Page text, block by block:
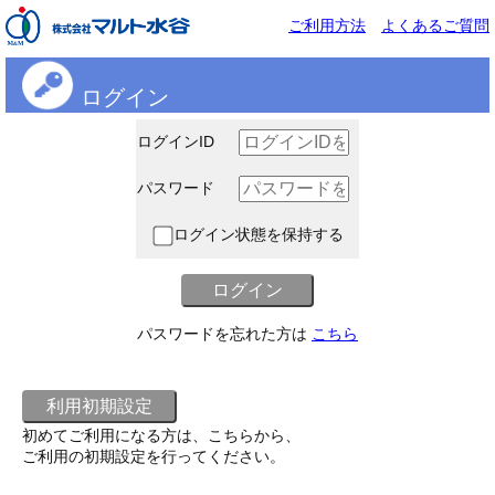
ご利用方法 よくあるご質問
ログイン
ログインID
パスワード
ログイン状態を保持する
パスワードを忘れた方は こちら
初めてご利用になる方は、こちらから、
ご利用の初期設定を行ってください。